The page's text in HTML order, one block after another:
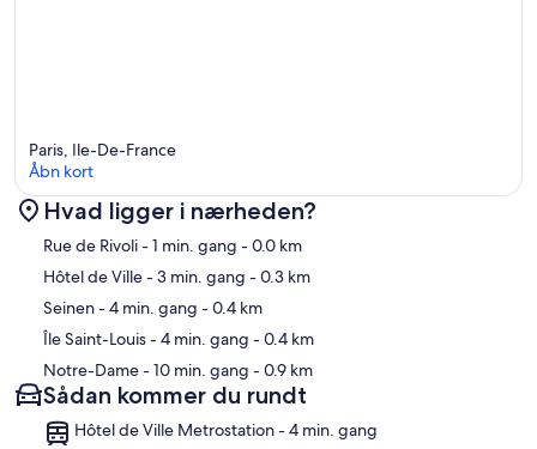
Kort
Paris, Ile-De-France
Åbn kort
Hvad ligger i nærheden?
Rue de Rivoli- 1 min. gang - 0.0 km
Hôtel de Ville- 3 min. gang - 0.3 km
Seinen- 4 min. gang - 0.4 km
Île Saint-Louis- 4 min. gang - 0.4 km
Notre-Dame- 10 min. gang - 0.9 km
Sådan kommer du rundt
Hôtel de Ville Metrostation - 4 min. gang